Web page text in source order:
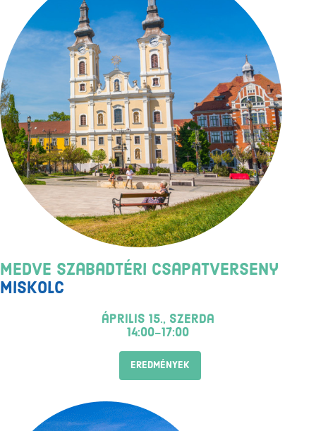
Medve Szabadtéri Csapatverseny
Miskolc
április 15., szerda
14:00-17:00
EREDMÉNYEK